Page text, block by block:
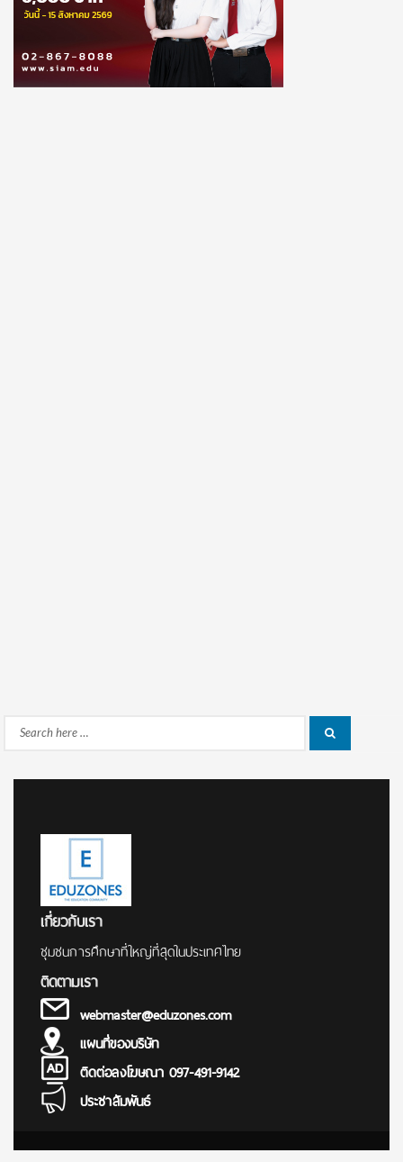
Search
เกี่ยวกับเรา
ชุมชนการศึกษาที่ใหญ่ที่สุดในประเทศไทย
ติดตามเรา
webmaster@eduzones.com
แผนที่ของบริษัท
ติดต่อลงโฆษณา 097-491-9142
ประชาสัมพันธ์